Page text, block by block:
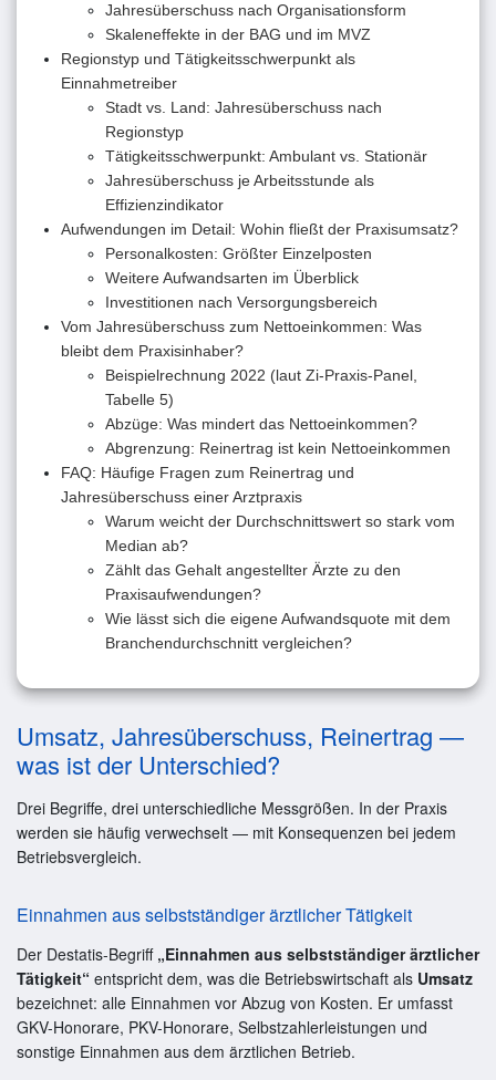
Jahresüberschuss nach Organisationsform
Skaleneffekte in der BAG und im MVZ
Regionstyp und Tätigkeitsschwerpunkt als
Einnahmetreiber
Stadt vs. Land: Jahresüberschuss nach
Regionstyp
Tätigkeitsschwerpunkt: Ambulant vs. Stationär
Jahresüberschuss je Arbeitsstunde als
Effizienzindikator
Aufwendungen im Detail: Wohin fließt der Praxisumsatz?
Personalkosten: Größter Einzelposten
Weitere Aufwandsarten im Überblick
Investitionen nach Versorgungsbereich
Vom Jahresüberschuss zum Nettoeinkommen: Was
bleibt dem Praxisinhaber?
Beispielrechnung 2022 (laut Zi-Praxis-Panel,
Tabelle 5)
Abzüge: Was mindert das Nettoeinkommen?
Abgrenzung: Reinertrag ist kein Nettoeinkommen
FAQ: Häufige Fragen zum Reinertrag und
Jahresüberschuss einer Arztpraxis
Warum weicht der Durchschnittswert so stark vom
Median ab?
Zählt das Gehalt angestellter Ärzte zu den
Praxisaufwendungen?
Wie lässt sich die eigene Aufwandsquote mit dem
Branchendurchschnitt vergleichen?
Umsatz, Jahresüberschuss, Reinertrag —
was ist der Unterschied?
Drei Begriffe, drei unterschiedliche Messgrößen. In der Praxis
werden sie häufig verwechselt — mit Konsequenzen bei jedem
Betriebsvergleich.
Einnahmen aus selbstständiger ärztlicher Tätigkeit
Der Destatis-Begriff „Einnahmen aus selbstständiger ärztlicher
Tätigkeit“ entspricht dem, was die Betriebswirtschaft als Umsatz
bezeichnet: alle Einnahmen vor Abzug von Kosten. Er umfasst
GKV-Honorare, PKV-Honorare, Selbstzahlerleistungen und
sonstige Einnahmen aus dem ärztlichen Betrieb.